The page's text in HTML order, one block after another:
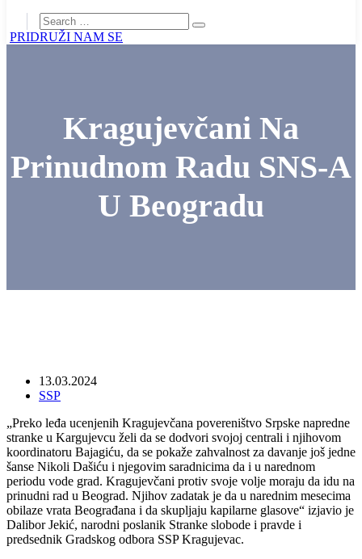
PRIDRUŽI NAM SE
Kragujevčani Na
Prinudnom Radu SNS-A
U Beogradu
13.03.2024
SSP
„Preko leđa ucenjenih Kragujevčana povereništvo Srpske napredne
stranke u Kargujevcu želi da se dodvori svojoj centrali i njihovom
koordinatoru Bajagiću, da se pokaže zahvalnost za davanje još jedne
šanse Nikoli Dašiću i njegovim saradnicima da i u narednom
periodu vode grad. Kragujevčani protiv svoje volje moraju da idu na
prinudni rad u Beograd. Njihov zadatak je da u narednim mesecima
obilaze vrata Beograđana i da skupljaju kapilarne glasove“ izjavio je
Dalibor Jekić, narodni poslanik Stranke slobode i pravde i
predsednik Gradskog odbora SSP Kragujevac.